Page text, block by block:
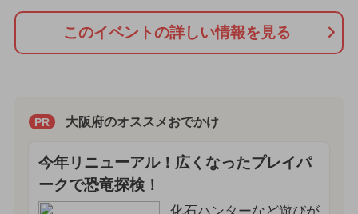
このイベントの詳しい情報を見る
PR 大阪府のオススメおでかけ
今年リニューアル！広くなったプレイパ
ークで恐竜探検！